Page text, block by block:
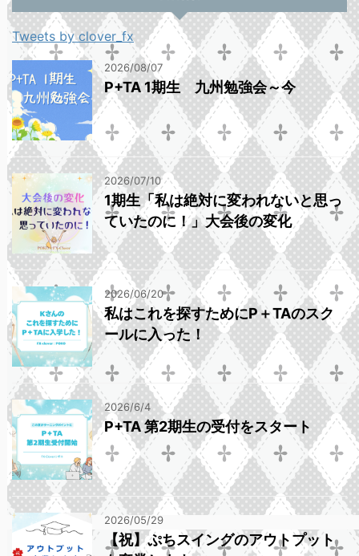
Tweets by clover_fx
2026/08/07
P+TA 1期生 九州勉強会～今
2026/07/10
1期生「私は絶対に変われないと思っ
ていたのに！」大会後の変化
2026/06/20
私はこれを探すためにP＋TAのスク
ールに入った！
2026/6/4
P+TA 第2期生の受付をスタート
2026/05/29
【祝】ぷちスイングのアウトプット